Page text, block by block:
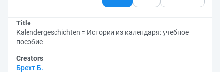
Title
Kalendergeschichten = Истории из календаря: учебное
пособие
Creators
Брехт Б.